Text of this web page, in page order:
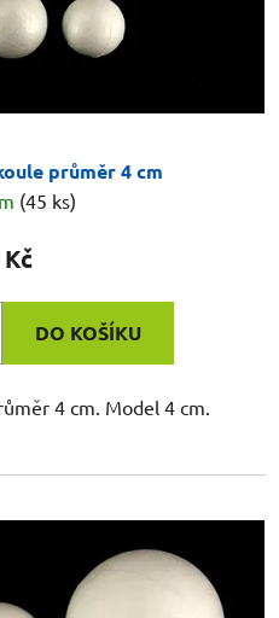
průměr 4 cm
(45 ks)
Kč
DO KOŠÍKU
4 cm. Model 4 cm.